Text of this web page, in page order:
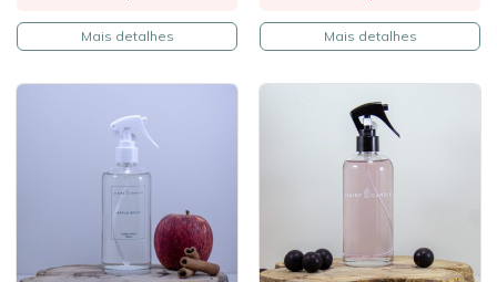
Mais detalhes Mais detalhes